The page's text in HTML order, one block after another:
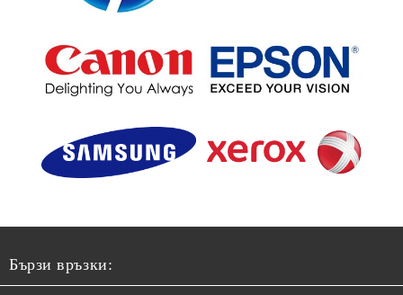
Бързи връзки: